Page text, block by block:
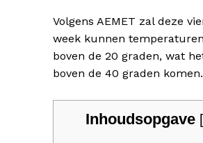
Volgens AEMET zal deze
week kunnen
boven de 20 graden, wat
boven de 40 graden komen.
Inhoudsopgave [